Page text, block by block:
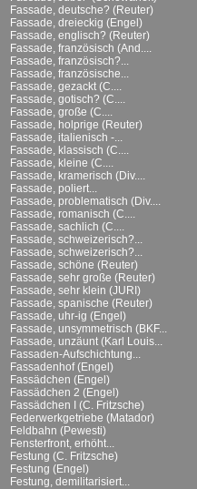
Fassade, deutsche? (Reuter)
Fassade, dreieckig (Engel)
Fassade, englisch? (Reuter)
Fassade, französisch (And....
Fassade, französisch?...
Fassade, französische...
Fassade, gezackt (C....
Fassade, gotisch? (C....
Fassade, große (C....
Fassade, holprige (Reuter)
Fassade, italienisch -...
Fassade, klassisch (C....
Fassade, kleine (C....
Fassade, kramerisch (Div....
Fassade, poliert...
Fassade, problematisch (Div....
Fassade, romanisch (C....
Fassade, sachlich (C....
Fassade, schweizerisch?...
Fassade, schweizerisch?...
Fassade, schöne (Reuter)
Fassade, sehr große (Reuter)
Fassade, sehr klein (JURI)
Fassade, spanische (Reuter)
Fassade, uhr-ig (Engel)
Fassade, unsymmetrisch (BKF...
Fassade, unzäunt (Karl Louis...
Fassaden-Aufschichtung...
Fassadenhof (Engel)
Fassädchen (Engel)
Fassädchen 2 (Engel)
Fassädchen I (C. Fritzsche)
Federwerkgetriebe (Matador)
Feldbahn (Pewesti)
Fensterfront, erhöht...
Festung (C. Fritzsche)
Festung (Engel)
Festung, demilitarisiert...